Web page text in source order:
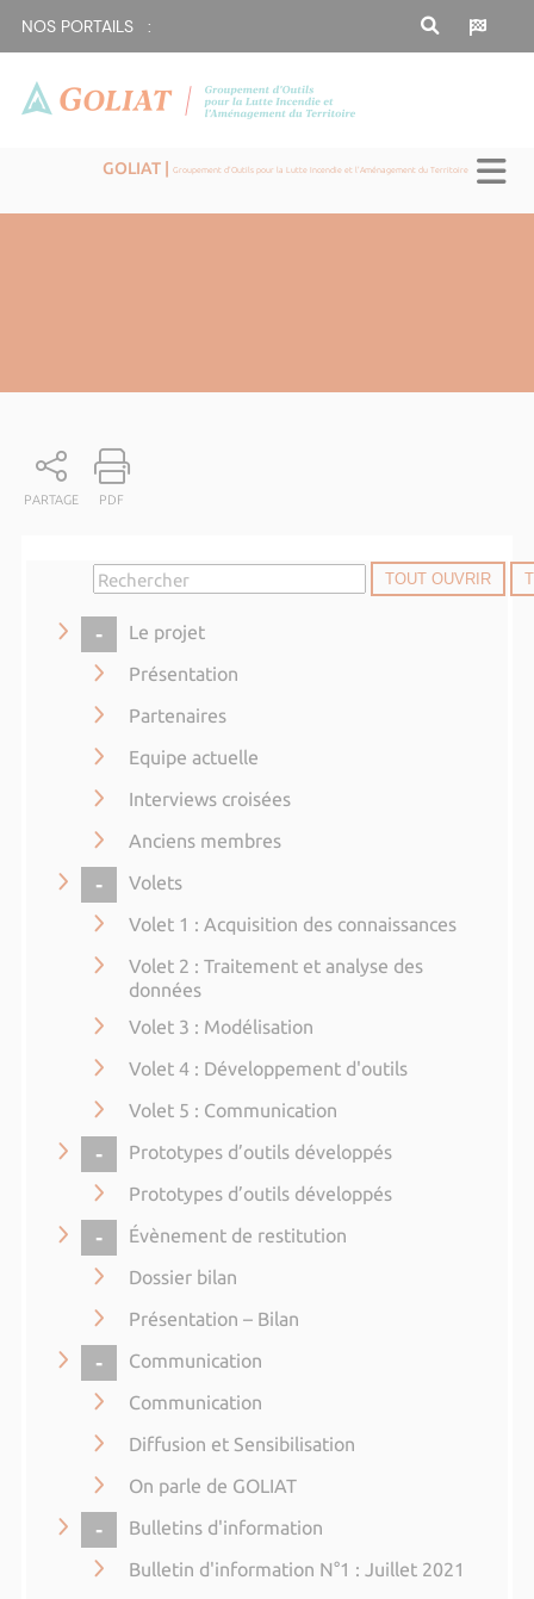
NOS PORTAILS :
GOLIAT |Groupement d'Outils pour la Lutte Incendie et l'Aménagement du Territoire
PARTAGE PDF
TOUT OUVRIR
COLLAPSE
Le projet
Présentation
Partenaires
Equipe actuelle
Interviews croisées
Anciens membres
COLLAPSE
Volets
Volet 1 : Acquisition des connaissances
Volet 2 : Traitement et analyse des
données
Volet 3 : Modélisation
Volet 4 : Développement d'outils
Volet 5 : Communication
COLLAPSE
Prototypes d’outils développés
Prototypes d’outils développés
COLLAPSE
Évènement de restitution
Dossier bilan
Présentation – Bilan
COLLAPSE
Communication
Communication
Diffusion et Sensibilisation
On parle de GOLIAT
COLLAPSE
Bulletins d'information
Bulletin d'information N°1 : Juillet 2021